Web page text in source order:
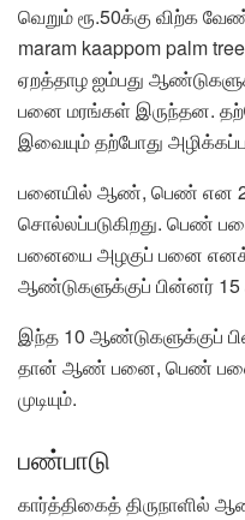
வெறும் ரூ.50க்கு விற்க
maram kaappom palm
ஏறத்தாழ ஐம்பது
பனை மரங்கள் இருந்தன.
இவையும் தற்போது
பனையில் ஆண், பெண் என
சொல்லப்படுகிறது. பெண்
பனையை அழகுப் பனை எனக்
ஆண்டுகளுக்குப் பின்னர் 15
இந்த 10 ஆண்டுகளுக்குப்
தான் ஆண் பனை, பெண்
முடியும்.
பண்பாடு
கார்த்திகைத் திருநாளில்